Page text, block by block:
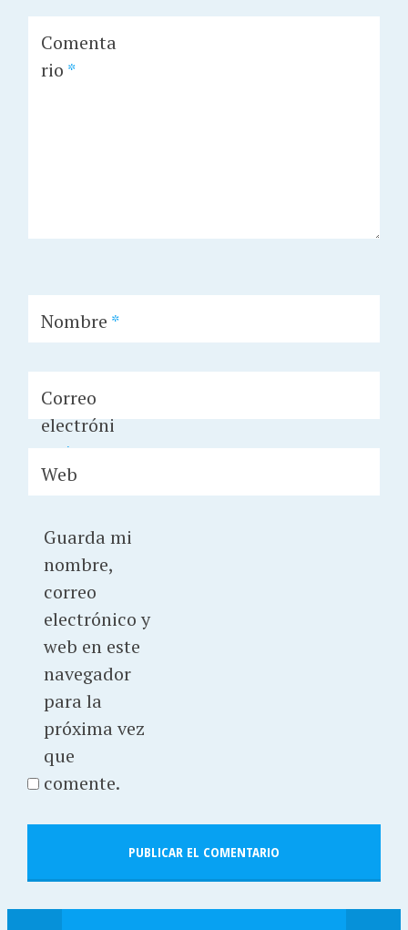
Comenta
rio *
Nombre *
Correo
electróni
co*
Web
Guarda mi
nombre,
correo
electrónico y
web en este
navegador
para la
próxima vez
que
comente.